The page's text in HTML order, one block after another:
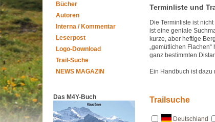
Bücher
Autoren
Interna / Kommentar
Leserpost
Logo-Download
Trail-Suche
NEWS MAGAZIN
Das M4Y-Buch
Terminliste und
Die Terminliste ist
ist eine geniale
kurze, aber heftige
„gemütlichen
ganz bestimmten
Ein Handbuch ist dazu
Trailsuche
Deutschland